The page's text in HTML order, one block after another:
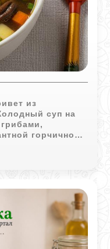
из
суп на
горчичной
а
Он освежает,
но основа
продукты,
ложка сметаны